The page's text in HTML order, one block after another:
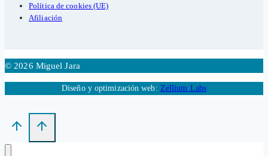
Política de cookies (UE)
Afiliación
© 2026 Miguel Jara
Diseño y optimización web: Zellium Labs